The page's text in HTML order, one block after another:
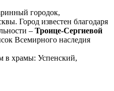
городок,
Город известен благодаря
– Троице-Сергиевой
Всемирного наследия
в храмы: Успенский,